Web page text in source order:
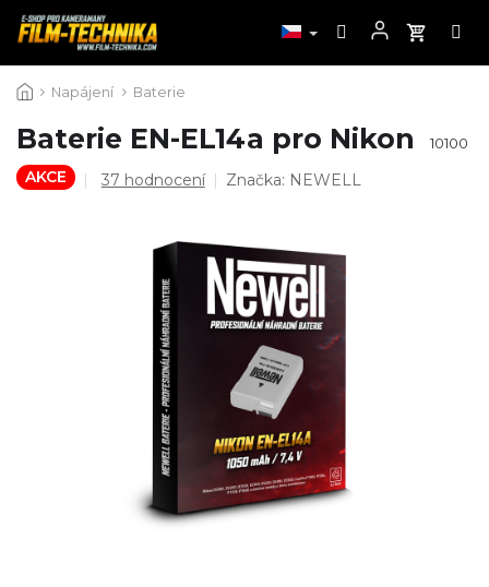
na
Napájení Baterie
Baterie EN-EL14a pro Nikon 10100
AKCE
Průměrné
hvězdiček.
37 hodnocení Značka: NEWELL